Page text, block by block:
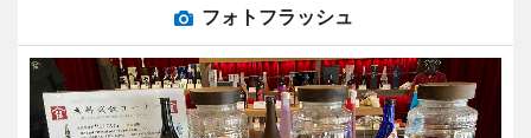
フォトフラッシュ